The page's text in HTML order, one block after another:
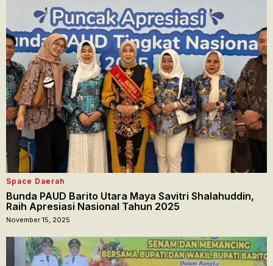
Space Daerah
Bunda PAUD Barito Utara Maya Savitri Shalahuddin,
Raih Apresiasi Nasional Tahun 2025
November 15, 2025